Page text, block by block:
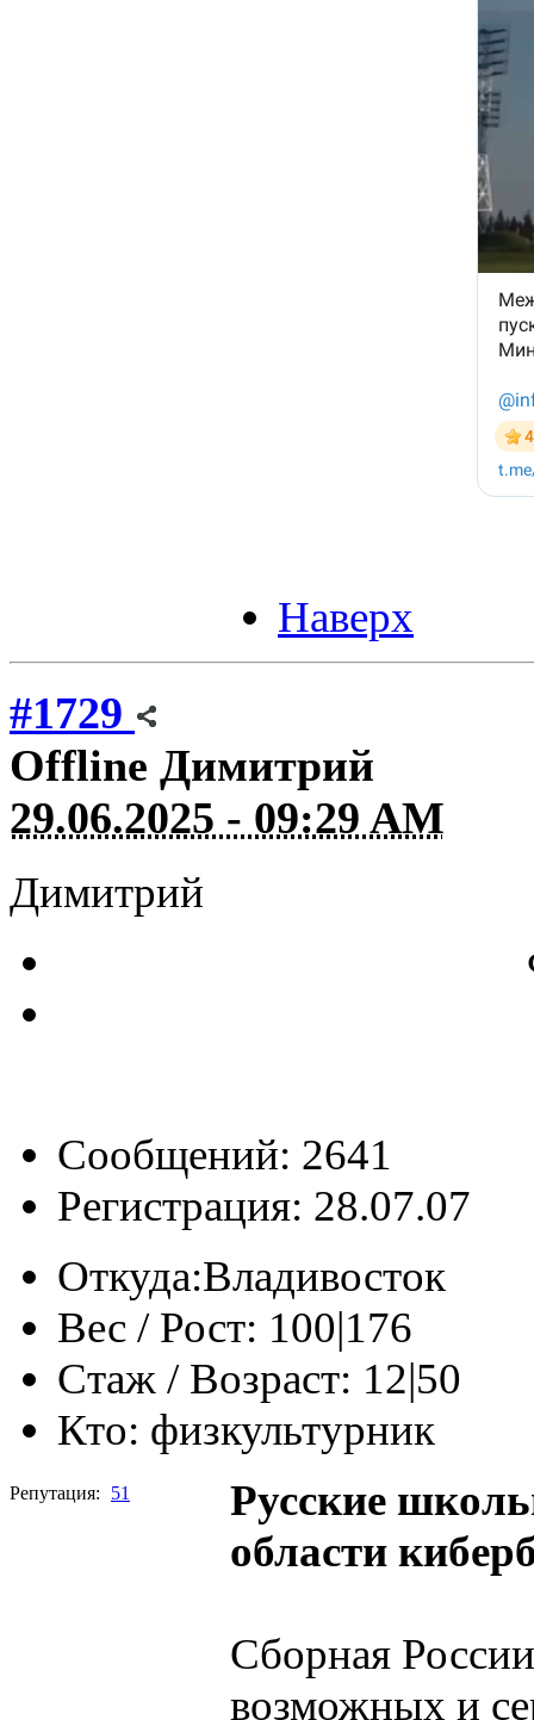
Наверх
#1729
Offline Димитрий
29.06.2025 - 09:29 AM
Димитрий
Сообщений: 2641
Регистрация: 28.07.07
Откуда:Владивосток
Вес / Рост: 100|176
Стаж / Возраст: 12|50
Кто: физкультурник
Репутация: 51
Русские
области
Сборная
возможных и